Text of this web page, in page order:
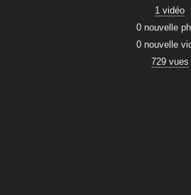
1 vidéo
0 nouvelle
0 nouvelle
729 vues